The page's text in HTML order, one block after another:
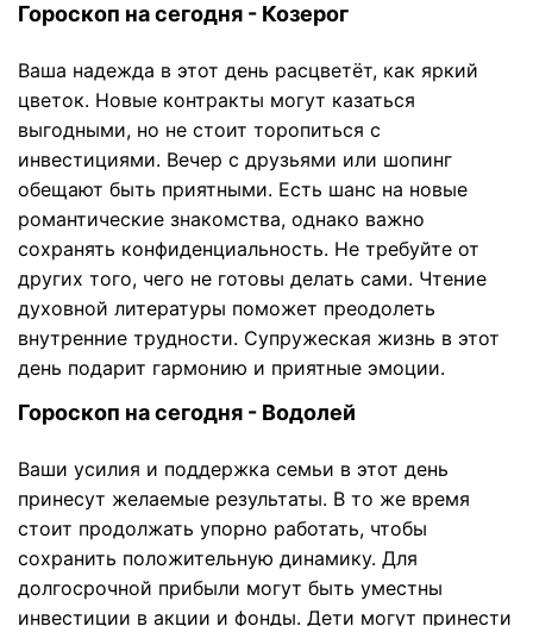
Гороскоп на сегодня - Козерог
Ваша надежда в этот день расцветёт, как яркий
цветок. Новые контракты могут казаться
выгодными, но не стоит торопиться с
инвестициями. Вечер с друзьями или шопинг
обещают быть приятными. Есть шанс на новые
романтические знакомства, однако важно
сохранять конфиденциальность. Не требуйте от
других того, чего не готовы делать сами. Чтение
духовной литературы поможет преодолеть
внутренние трудности. Супружеская жизнь в этот
день подарит гармонию и приятные эмоции.
Гороскоп на сегодня - Водолей
Ваши усилия и поддержка семьи в этот день
принесут желаемые результаты. В то же время
стоит продолжать упорно работать, чтобы
сохранить положительную динамику. Для
долгосрочной прибыли могут быть уместны
инвестиции в акции и фонды. Дети могут принести